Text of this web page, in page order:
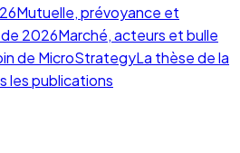
Mutuelle, prévoyance et
de 2026Marché, acteurs et bulle
de MicroStrategyLa thèse de la
les publications